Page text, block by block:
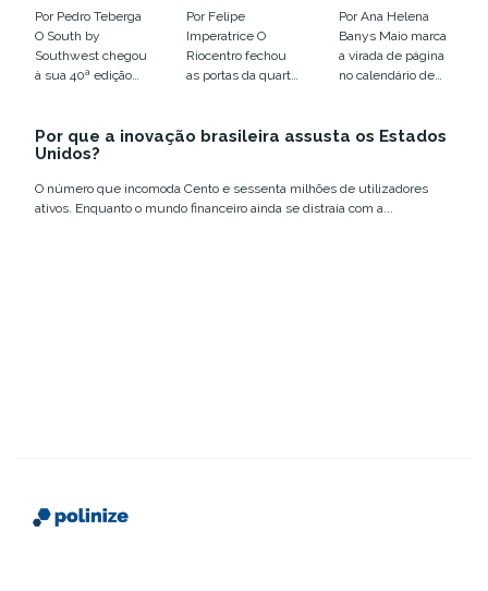
as
tendências e
colocou o
humano em
xeque
Por Pedro Teberga
O South by
Southwest chegou
à sua 40ª edição
euforia com
IA virou
disputa por
infraestrutur
Por Felipe
Imperatrice O
Riocentro fechou
as portas da quarta
números que
de inovação
de 2026
Por Ana Helena
Banys Maio marca
a virada de página
no calendário de
inovação no
Por que a inovação brasileira assusta os Estados
Unidos?
O número que incomoda Cento e sessenta milhões de utilizadores
ativos. Enquanto o mundo financeiro ainda se distraía com a...